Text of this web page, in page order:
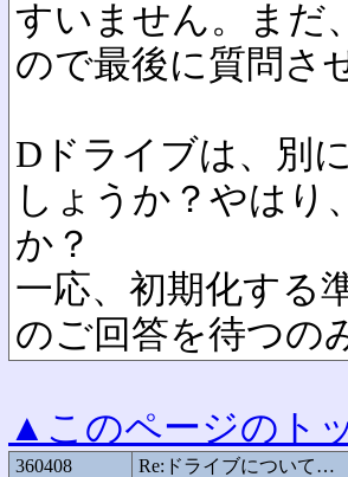
すいません。まだ
ので最後に質問さ
Dドライブは、別
しょうか？やはり
か？
一応、初期化する
のご回答を待つの
▲このページのト
360408 Re:ドライブについて…